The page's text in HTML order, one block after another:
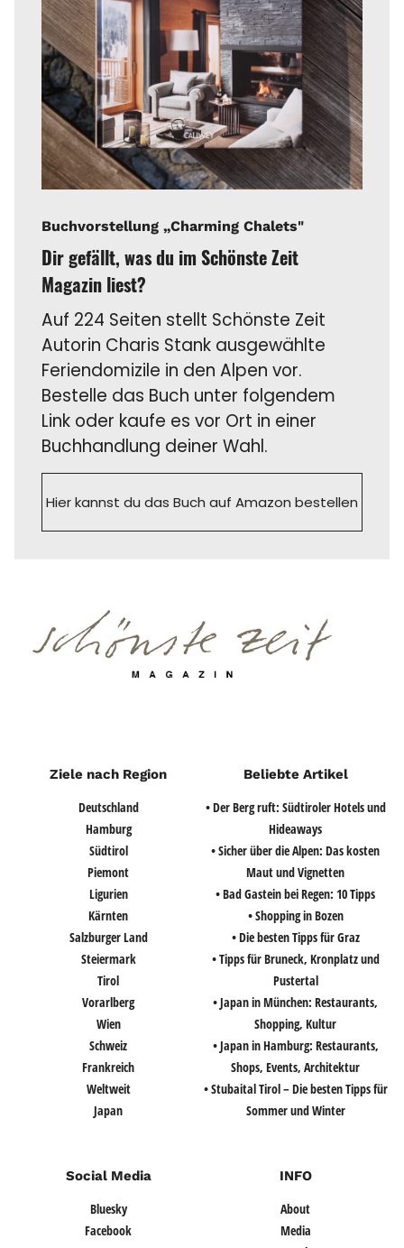
Buchvorstellung „Charming Chalets"
Dir gefällt, was du im Schönste Zeit
Magazin liest?
Auf 224 Seiten stellt Schönste Zeit
Autorin Charis Stank ausgewählte
Feriendomizile in den Alpen vor.
Bestelle das Buch unter folgendem
Link oder kaufe es vor Ort in einer
Buchhandlung deiner Wahl.
Hier kannst du das Buch auf Amazon bestellen
Ziele nach Region
Deutschland
Hamburg
Südtirol
Piemont
Ligurien
Kärnten
Salzburger Land
Steiermark
Tirol
Vorarlberg
Wien
Schweiz
Frankreich
Weltweit
Japan
Beliebte Artikel
• Der Berg ruft: Südtiroler Hotels und
Hideaways
• Sicher über die Alpen: Das kosten
Maut und Vignetten
• Bad Gastein bei Regen: 10 Tipps
• Shopping in Bozen
• Die besten Tipps für Graz
• Tipps für Bruneck, Kronplatz und
Pustertal
• Japan in München: Restaurants,
Shopping, Kultur
• Japan in Hamburg: Restaurants,
Shops, Events, Architektur
• Stubaital Tirol – Die besten Tipps für
Sommer und Winter
Social Media
Bluesky
Facebook
INFO
About
Media